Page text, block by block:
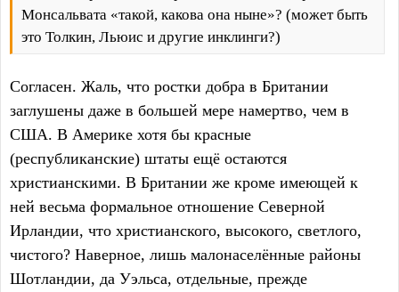
Монсальвата «такой, какова она ныне»? (может быть
это Толкин, Льюис и другие инклинги?)
Согласен. Жаль, что ростки добра в Британии
заглушены даже в большей мере намертво, чем в
США. В Америке хотя бы красные
(республиканские) штаты ещё остаются
христианскими. В Британии же кроме имеющей к
ней весьма формальное отношение Северной
Ирландии, что христианского, высокого, светлого,
чистого? Наверное, лишь малонаселённые районы
Шотландии, да Уэльса, отдельные, прежде